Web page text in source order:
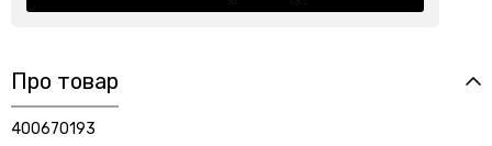
Про товар
400670193